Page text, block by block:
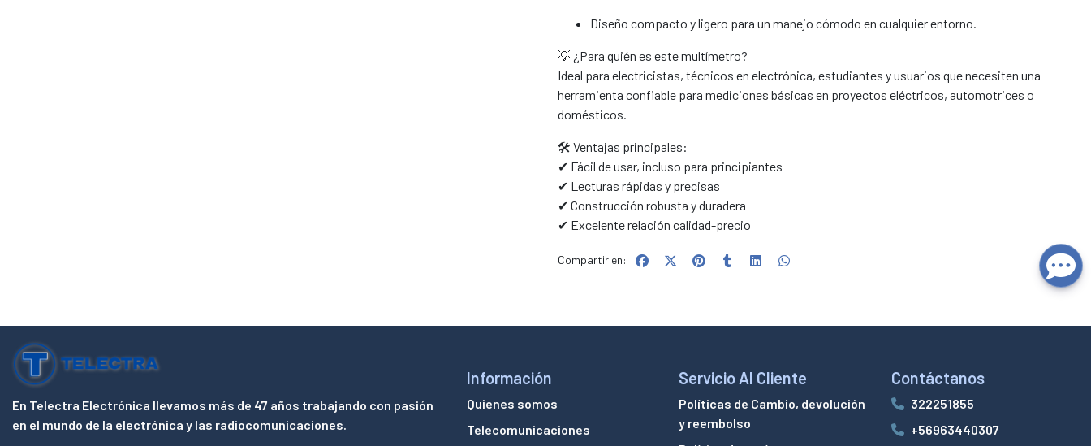
Diseño compacto y ligero para un manejo cómodo en cualquier entorno.
💡 ¿Para quién es este multímetro?
Ideal para electricistas, técnicos en electrónica, estudiantes y usuarios que necesiten una
herramienta confiable para mediciones básicas en proyectos eléctricos, automotrices o
domésticos.
🛠️ Ventajas principales:
✔ Fácil de usar, incluso para principiantes
✔ Lecturas rápidas y precisas
✔ Construcción robusta y duradera
✔ Excelente relación calidad-precio
Compartir en:
En Telectra Electrónica llevamos más de 47 años trabajando con pasión
en el mundo de la electrónica y las radiocomunicaciones.
Información
Quienes somos
Telecomunicaciones
Servicio Al Cliente
Políticas de Cambio, devolución
y reembolso
Contáctanos
322251855
+56963440307